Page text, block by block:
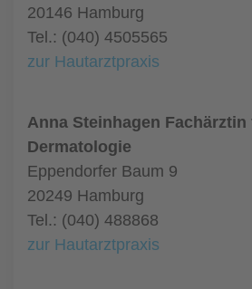
20146 Hamburg
Tel.: (040) 4505565
zur Hautarztpraxis
Anna Steinhagen Fachärztin
Dermatologie
Eppendorfer Baum 9
20249 Hamburg
Tel.: (040) 488868
zur Hautarztpraxis